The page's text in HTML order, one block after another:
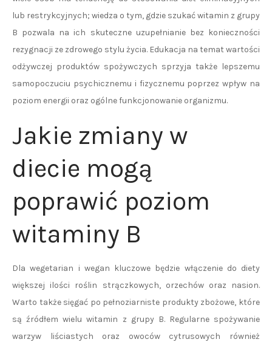
lub restrykcyjnych; wiedza o tym, gdzie szukać witamin z grupy
B pozwala na ich skuteczne uzupełnianie bez konieczności
rezygnacji ze zdrowego stylu życia. Edukacja na temat wartości
odżywczej produktów spożywczych sprzyja także lepszemu
samopoczuciu psychicznemu i fizycznemu poprzez wpływ na
poziom energii oraz ogólne funkcjonowanie organizmu.
Jakie zmiany w
diecie mogą
poprawić poziom
witaminy B
Dla wegetarian i wegan kluczowe będzie włączenie do diety
większej ilości roślin strączkowych, orzechów oraz nasion.
Warto także sięgać po pełnoziarniste produkty zbożowe, które
są źródłem wielu witamin z grupy B. Regularne spożywanie
warzyw liściastych oraz owoców cytrusowych również